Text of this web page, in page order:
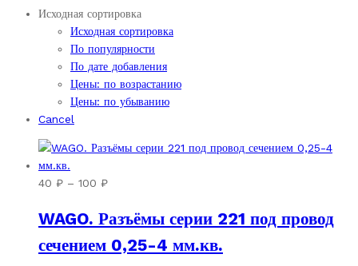
Исходная сортировка
Исходная сортировка
По популярности
По дате добавления
Цены: по возрастанию
Цены: по убыванию
Cancel
40 ₽ – 100 ₽Диапазон
40 ₽
100 ₽
WAGO. Разъёмы серии 221 под провод
сечением 0,25-4 мм.кв.